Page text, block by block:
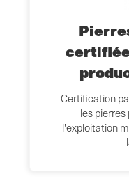
Certification
les
l'exploitation